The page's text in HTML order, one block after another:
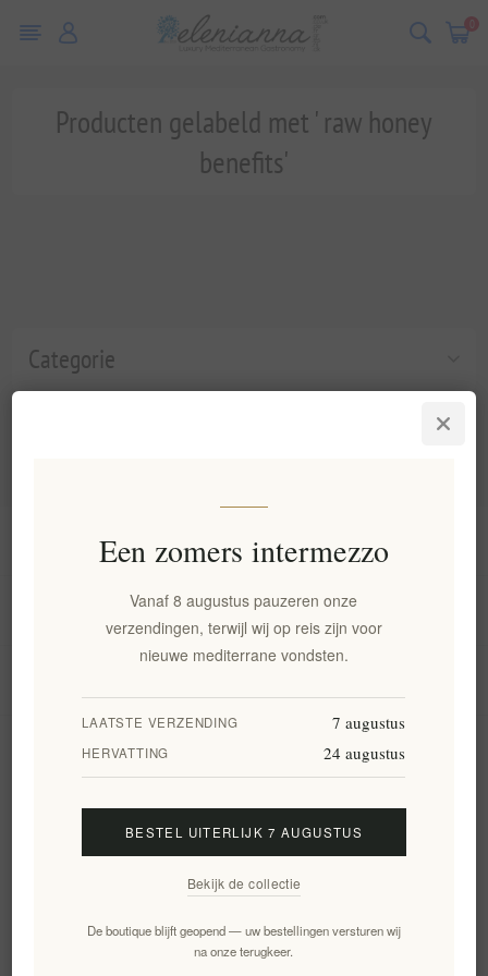
0
Categorie
Producten gelabeld met ' raw honey
benefits'
Informatie
Mijn account
Aanmelden Opzeggen
Een zomers intermezzo
Vanaf 8 augustus pauzeren onze
verzendingen, terwijl wij op reis zijn voor
nieuwe mediterrane vondsten.
LAATSTE VERZENDING 7 augustus
HERVATTING 24 augustus
BESTEL UITERLIJK 7 AUGUSTUS
Bekijk de collectie
De boutique blijft geopend — uw bestellingen versturen wij
na onze terugkeer.